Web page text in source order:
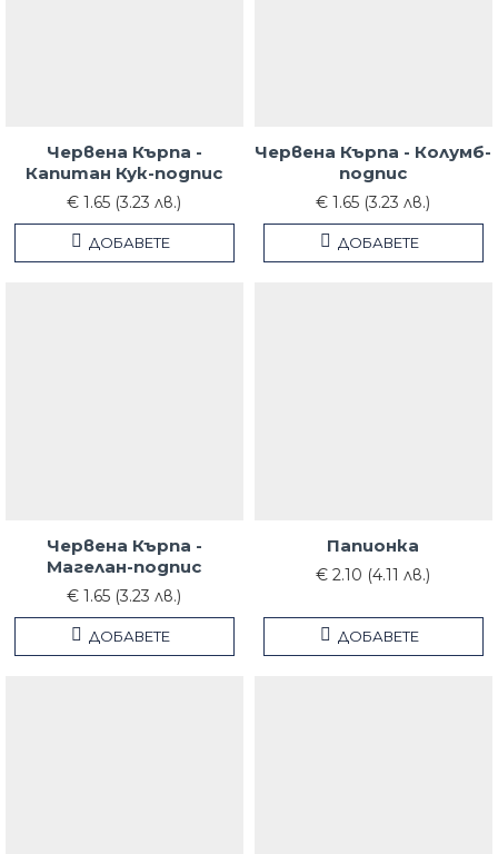
Червена Кърпа -
Капитан Кук-подпис
€ 1.65 (3.23 лв.)
ДОБАВЕТЕ
Червена Кърпа - Колумб-
подпис
€ 1.65 (3.23 лв.)
ДОБАВЕТЕ
Червена Кърпа -
Магелан-подпис
€ 1.65 (3.23 лв.)
ДОБАВЕТЕ
Папионка
€ 2.10 (4.11 лв.)
ДОБАВЕТЕ